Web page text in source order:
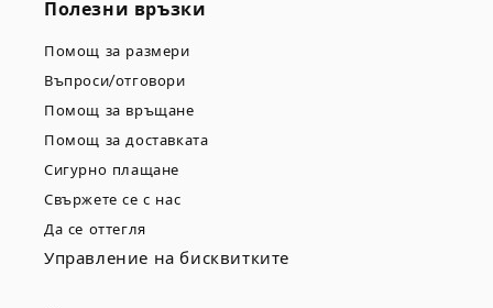
Полезни връзки
Помощ за размери
Въпроси/отговори
Помощ за връщане
Помощ за доставката
Сигурно плащане
Свържете се с нас
Да се оттегля
Управление на бисквитките